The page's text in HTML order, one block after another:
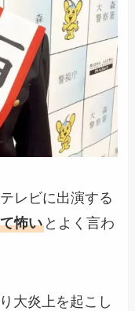
レビに出演する
怖い とよく言わ
大炎上を起こし